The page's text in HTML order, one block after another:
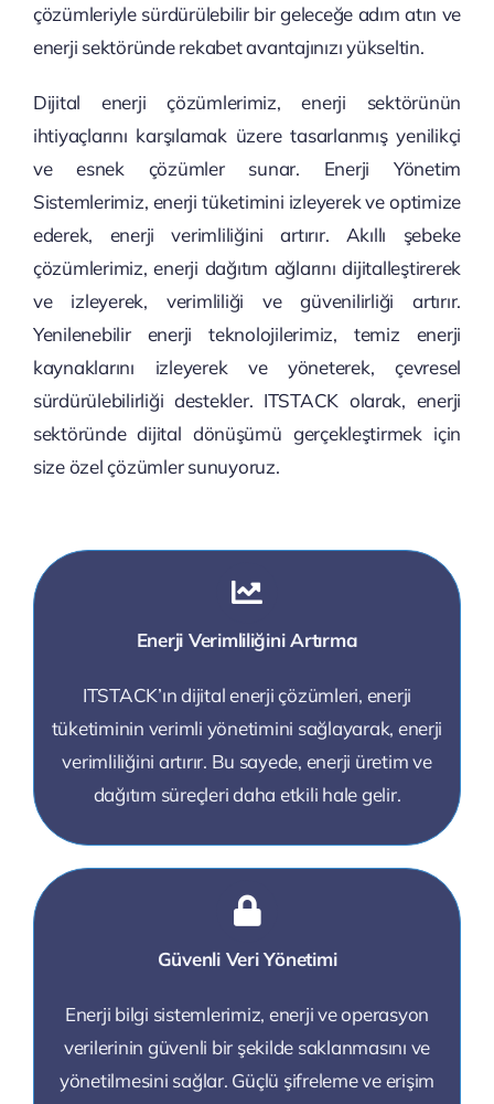
çözümleriyle sürdürülebilir bir geleceğe adım atın ve
enerji sektöründe rekabet avantajınızı yükseltin.
Dijital enerji çözümlerimiz, enerji sektörünün
ihtiyaçlarını karşılamak üzere tasarlanmış yenilikçi
ve esnek çözümler sunar. Enerji Yönetim
Sistemlerimiz, enerji tüketimini izleyerek ve optimize
ederek, enerji verimliliğini artırır. Akıllı şebeke
çözümlerimiz, enerji dağıtım ağlarını dijitalleştirerek
ve izleyerek, verimliliği ve güvenilirliği artırır.
Yenilenebilir enerji teknolojilerimiz, temiz enerji
kaynaklarını izleyerek ve yöneterek, çevresel
sürdürülebilirliği destekler. ITSTACK olarak, enerji
sektöründe dijital dönüşümü gerçekleştirmek için
size özel çözümler sunuyoruz.
Enerji Verimliliğini Artırma
ITSTACK’ın dijital enerji çözümleri, enerji
tüketiminin verimli yönetimini sağlayarak, enerji
verimliliğini artırır. Bu sayede, enerji üretim ve
dağıtım süreçleri daha etkili hale gelir.
Güvenli Veri Yönetimi
Enerji bilgi sistemlerimiz, enerji ve operasyon
verilerinin güvenli bir şekilde saklanmasını ve
yönetilmesini sağlar. Güçlü şifreleme ve erişim